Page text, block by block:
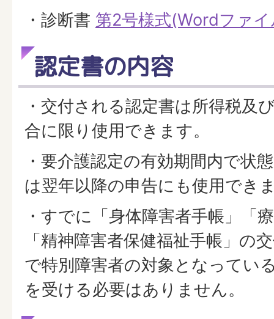
・診断書 第2号様式(Wordファ
認定書の内容
・交付される認定書は所得税及
合に限り使用できます。
・要介護認定の有効期間内で状
は翌年以降の申告にも使用でき
・すでに「身体障害者手帳」「
「精神障害者保健福祉手帳」の
で特別障害者の対象となってい
を受ける必要はありません。